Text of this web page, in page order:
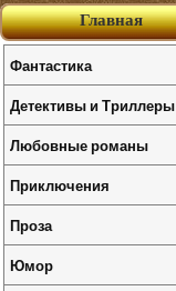
Главная
Фантастика
Детективы и Триллеры
Любовные романы
Приключения
Проза
Юмор